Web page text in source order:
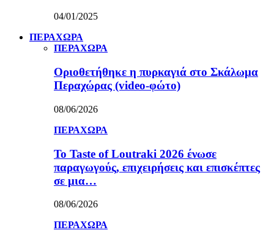
04/01/2025
ΠΕΡΑΧΩΡΑ
ΠΕΡΑΧΩΡΑ
Οριοθετήθηκε η πυρκαγιά στο Σκάλωμα
Περαχώρας (video-φώτο)
08/06/2026
ΠΕΡΑΧΩΡΑ
Το Taste of Loutraki 2026 ένωσε
παραγωγούς, επιχειρήσεις και επισκέπτες
σε μια…
08/06/2026
ΠΕΡΑΧΩΡΑ